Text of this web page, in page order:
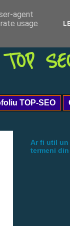
TOP-SEO
Ar fi util
termeni din
agent
usage